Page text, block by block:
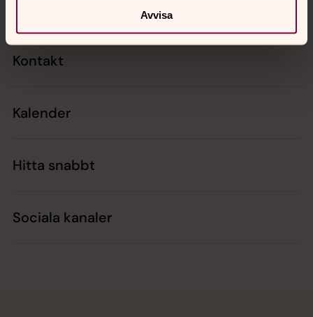
Avvisa
Kontakt
Kalender
Hitta snabbt
Sociala kanaler